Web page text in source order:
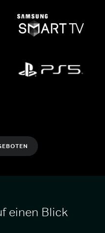
einen Blick